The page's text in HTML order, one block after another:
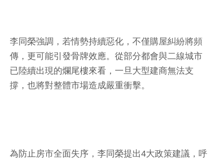
李同榮強調，若情勢持續惡化，不僅購屋糾紛將頻
傳，更可能引發骨牌效應。從部分都會與二線城市
已陸續出現的爛尾樓來看，一旦大型建商無法支
撐，也將對整體市場造成嚴重衝擊。
為防止房市全面失序，李同榮提出4大政策建議，呼